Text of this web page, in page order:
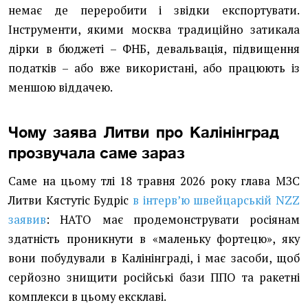
немає де переробити і звідки експортувати.
Інструменти, якими москва традиційно затикала
дірки в бюджеті – ФНБ, девальвація, підвищення
податків – або вже використані, або працюють із
меншою віддачею.
Чому заява Литви про Калінінград
прозвучала саме зараз
Саме на цьому тлі 18 травня 2026 року глава МЗС
Литви Кястутіс Будріс в інтерв’ю швейцарській NZZ
заявив: НАТО має продемонструвати росіянам
здатність проникнути в «маленьку фортецю», яку
вони побудували в Калінінграді, і має засоби, щоб
серйозно знищити російські бази ППО та ракетні
комплекси в цьому ексклаві.